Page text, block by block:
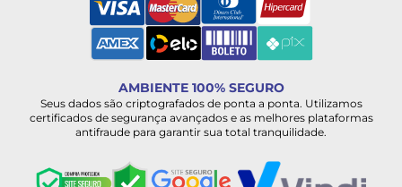
AMBIENTE 100% SEGURO
Seus dados são criptografados de ponta a ponta. Utilizamos
certificados de segurança avançados e as melhores plataformas
antifraude para garantir sua total tranquilidade.